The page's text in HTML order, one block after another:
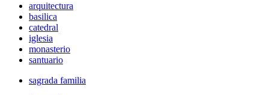
arquitectura
basilica
catedral
iglesia
monasterio
santuario
sagrada familia